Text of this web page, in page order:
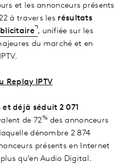
et les annonceurs présents
à travers les résultats
, unifiée sur les
du marché et en
Replay IPTV
et déjà séduit 2 071
de 72% des annonceurs
dénombre 2 874
présents en Internet
qu’en Audio Digital.